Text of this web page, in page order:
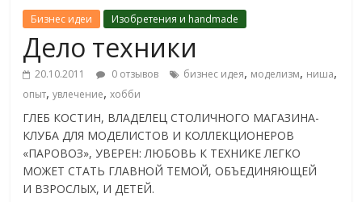
Бизнес идеи Изобретения и handmade
Дело техники
20.10.2011 0 отзывов бизнес идея, моделизм, ниша,
опыт,увлечение,хобби
ГЛЕБ КОСТИН, ВЛАДЕЛЕЦ СТОЛИЧНОГО МАГАЗИНА-
КЛУБА ДЛЯ МОДЕЛИСТОВ И КОЛЛЕКЦИОНЕРОВ
«ПАРОВОЗ», УВЕРЕН: ЛЮБОВЬ К ТЕХНИКЕ ЛЕГКО
МОЖЕТ СТАТЬ ГЛАВНОЙ ТЕМОЙ, ОБЪЕДИНЯЮЩЕЙ
И ВЗРОСЛЫХ, И ДЕТЕЙ.